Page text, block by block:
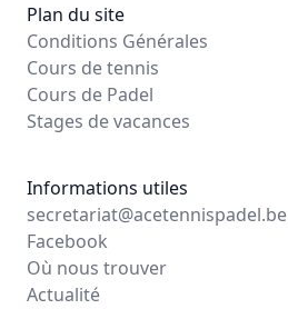
Plan du site
Conditions Générales
Cours de tennis
Cours de Padel
Stages de vacances
Informations utiles
secretariat@acetennispadel.be
Facebook
Où nous trouver
Actualité